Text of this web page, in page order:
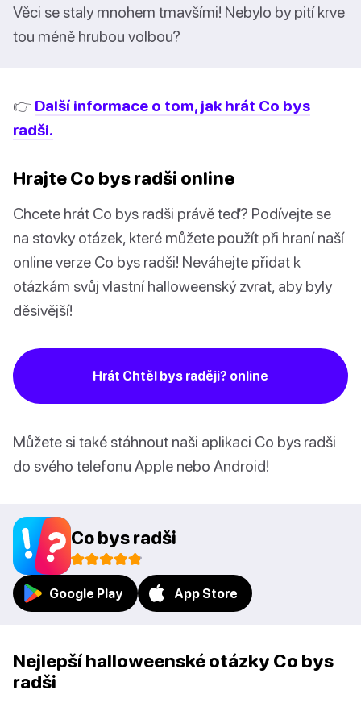
Věci se staly mnohem tmavšími! Nebylo by pití krve
tou méně hrubou volbou?
👉 Další informace o tom, jak hrát Co bys
radši.
Hrajte Co bys radši online
Chcete hrát Co bys radši právě teď? Podívejte se
na stovky otázek, které můžete použít při hraní naší
online verze Co bys radši! Neváhejte přidat k
otázkám svůj vlastní halloweenský zvrat, aby byly
děsivější!
Hrát Chtěl bys raději? online
Můžete si také stáhnout naši aplikaci Co bys radši
do svého telefonu Apple nebo Android!
Co bys radši
Google Play App Store
Nejlepší halloweenské otázky Co bys
radši